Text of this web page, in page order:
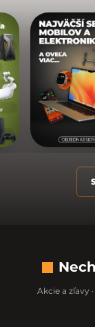
Akcie a zľavy